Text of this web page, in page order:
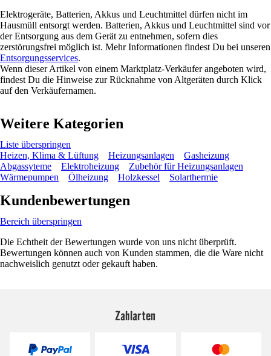
Elektrogeräte, Batterien, Akkus und Leuchtmittel dürfen nicht im
Hausmüll entsorgt werden. Batterien, Akkus und Leuchtmittel sind vor
der Entsorgung aus dem Gerät zu entnehmen, sofern dies
zerstörungsfrei möglich ist. Mehr Informationen findest Du bei unseren
Entsorgungsservices.
Wenn dieser Artikel von einem Marktplatz-Verkäufer angeboten wird,
findest Du die Hinweise zur Rücknahme von Altgeräten durch Klick
auf den Verkäufernamen.
Weitere Kategorien
Liste überspringen
Heizen, Klima & Lüftung
Heizungsanlagen
Gasheizung
Abgassyteme
Elektroheizung
Zubehör für Heizungsanlagen
Wärmepumpen
Ölheizung Holzkessel Solarthermie
Kundenbewertungen
Bereich überspringen
Die Echtheit der Bewertungen wurde von uns nicht überprüft.
Bewertungen können auch von Kunden stammen, die die Ware nicht
nachweislich genutzt oder gekauft haben.
Zahlarten